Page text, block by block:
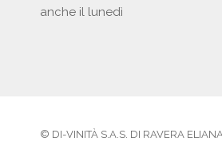
anche il lunedì
© DI-VINITÀ S.A.S. DI RAVERA